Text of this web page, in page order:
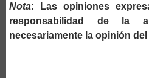
Nota: Las opiniones
responsabilidad de la
necesariamente la opinión del